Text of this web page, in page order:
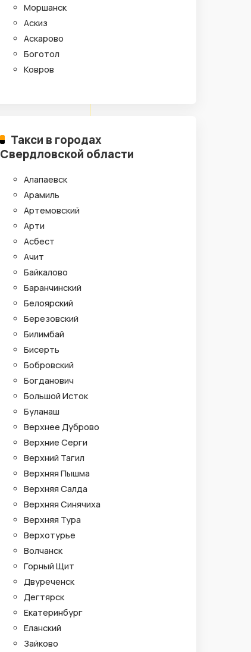
Моршанск
Аскиз
Аскарово
Боготол
Ковров
Такси в городах
Свердловской области
Алапаевск
Арамиль
Артемовский
Арти
Асбест
Ачит
Байкалово
Баранчинский
Белоярский
Березовский
Билимбай
Бисерть
Бобровский
Богданович
Большой Исток
Буланаш
Верхнее Дуброво
Верхние Серги
Верхний Тагил
Верхняя Пышма
Верхняя Салда
Верхняя Синячиха
Верхняя Тура
Верхотурье
Волчанск
Горный Щит
Двуреченск
Дегтярск
Екатеринбург
Еланский
Зайково